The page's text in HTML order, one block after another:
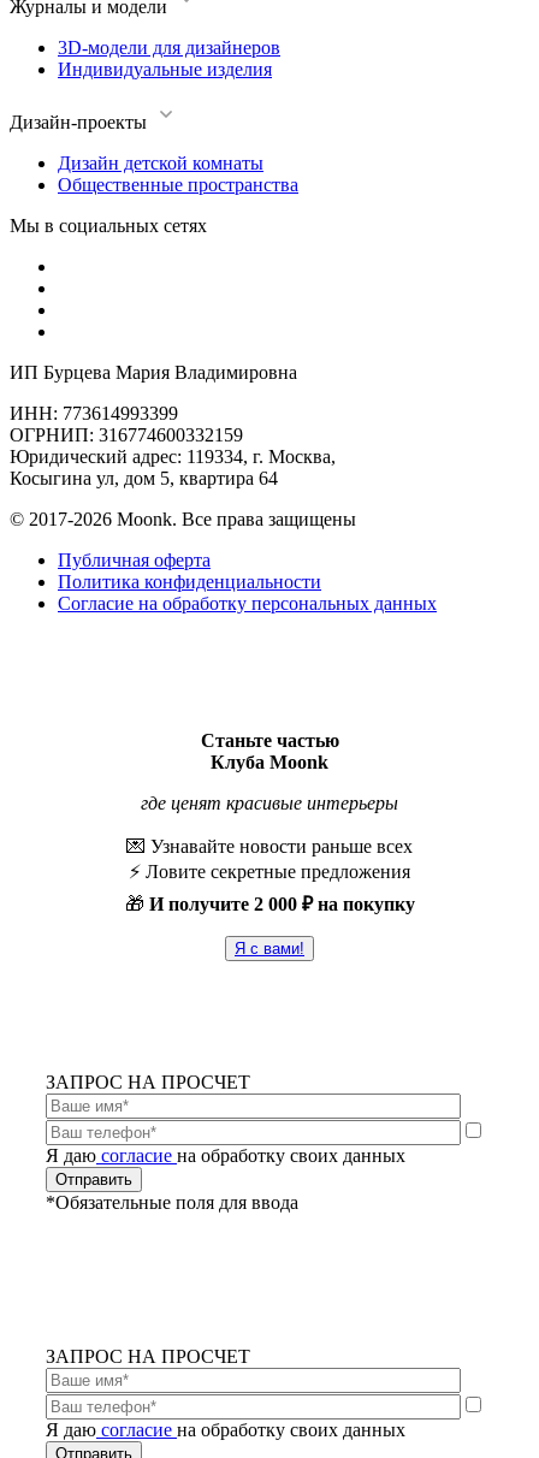
Журналы и модели
3D-модели для дизайнеров
Индивидуальные изделия
Дизайн-проекты
Дизайн детской комнаты
Общественные пространства
Мы в социальных сетях
ИП Бурцева Мария Владимировна
ИНН: 773614993399
ОГРНИП: 316774600332159
Юридический адрес: 119334, г. Москва,
Косыгина ул, дом 5, квартира 64
© 2017-2026 Moonk. Все права защищены
Публичная оферта
Политика конфиденциальности
Согласие на обработку персональных данных
Станьте частью
Клуба Moonk
где ценят красивые интерьеры
💌 Узнавайте новости раньше всех
⚡️ Ловите секретные предложения
🎁 И получите 2 000 ₽ на покупку
Я с вами!
ЗАПРОС НА ПРОСЧЕТ
Я даю согласие на обработку своих данных
*Обязательные поля для ввода
ЗАПРОС НА ПРОСЧЕТ
Я даю согласие на обработку своих данных